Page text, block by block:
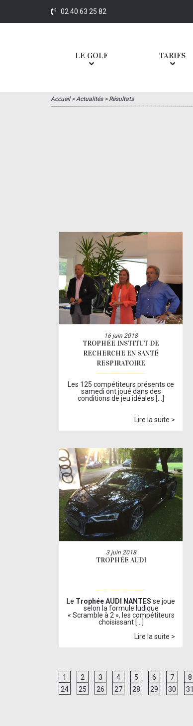
02 40 63 25 82
LE GOLF TARIFS
Accueil>Actualités> Résultats
16 juin 2018
TROPHÉE INSTITUT DE
RECHERCHE EN SANTÉ
RESPIRATOIRE
Les 125 compétiteurs présents ce
samedi ont joué dans des
conditions de jeu idéales […]
Lire la suite >
3 juin 2018
TROPHÉE AUDI
Le Trophée AUDI NANTES se joue
selon la formule ludique
« Scramble à 2 », les compétiteurs
choisissant […]
Lire la suite >
1 2 3 4 5 6 7 8
24
25 26 27 28 29 30 31